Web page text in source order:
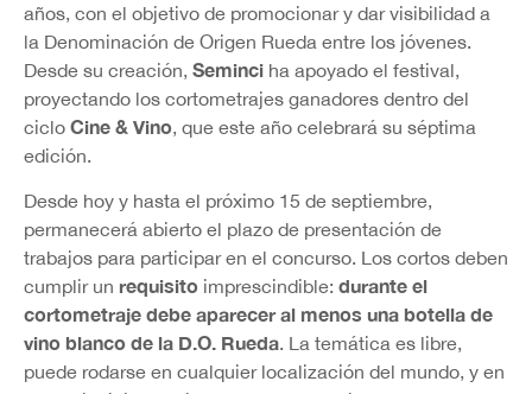
años, con el objetivo de promocionar y dar visibilidad a
la Denominación de Origen Rueda entre los jóvenes.
Desde su creación, Seminci ha apoyado el festival,
proyectando los cortometrajes ganadores dentro del
ciclo Cine & Vino, que este año celebrará su séptima
edición.
Desde hoy y hasta el próximo 15 de septiembre,
permanecerá abierto el plazo de presentación de
trabajos para participar en el concurso. Los cortos deben
cumplir un requisito imprescindible: durante el
cortometraje debe aparecer al menos una botella de
vino blanco de la D.O. Rueda. La temática es libre,
puede rodarse en cualquier localización del mundo, y en